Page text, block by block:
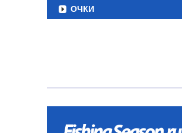
ОЧКИ